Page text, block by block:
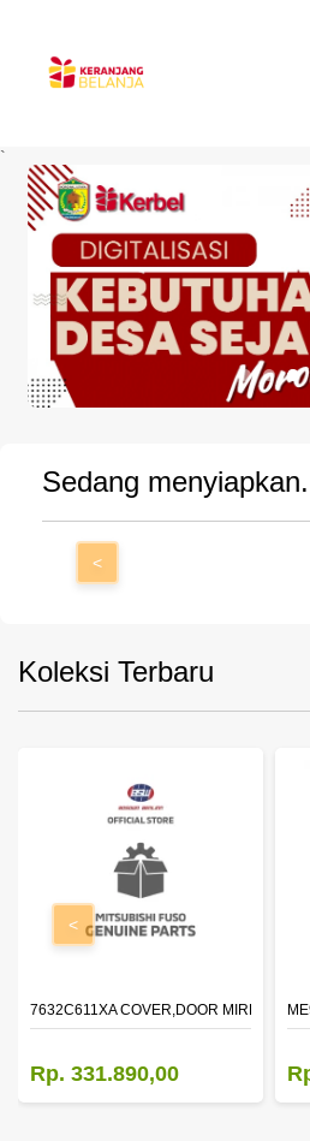
`
Sedang
<
Koleksi Terbaru
7632C611XA COVER,DOOR
Rp. 331.890,00
<